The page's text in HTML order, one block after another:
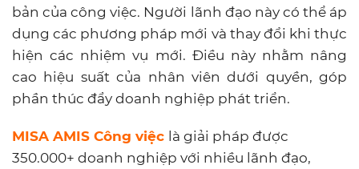
bản của công việc. Người lãnh đạo này có thể áp
dụng các phương pháp mới và thay đổi khi thực
hiện các nhiệm vụ mới. Điều này nhằm nâng
cao hiệu suất của nhân viên dưới quyền, góp
phần thúc đẩy doanh nghiệp phát triển.
MISA AMIS Công việc là giải pháp được
350.000+ doanh nghiệp với nhiều lãnh đạo,